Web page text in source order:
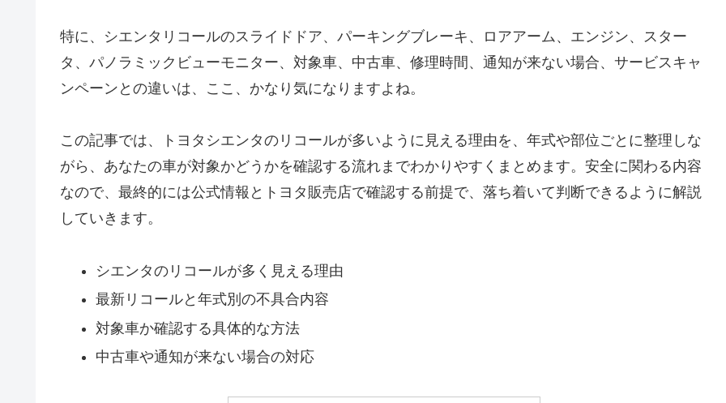
特に、シエンタリコールのスライドドア、パーキングブレーキ、ロアアーム、エンジン、スター
タ、パノラミックビューモニター、対象車、中古車、修理時間、通知が来ない場合、サービスキャ
ンペーンとの違いは、ここ、かなり気になりますよね。
この記事では、トヨタシエンタのリコールが多いように見える理由を、年式や部位ごとに整理しな
がら、あなたの車が対象かどうかを確認する流れまでわかりやすくまとめます。安全に関わる内容
なので、最終的には公式情報とトヨタ販売店で確認する前提で、落ち着いて判断できるように解説
していきます。
シエンタのリコールが多く見える理由
最新リコールと年式別の不具合内容
対象車か確認する具体的な方法
中古車や通知が来ない場合の対応